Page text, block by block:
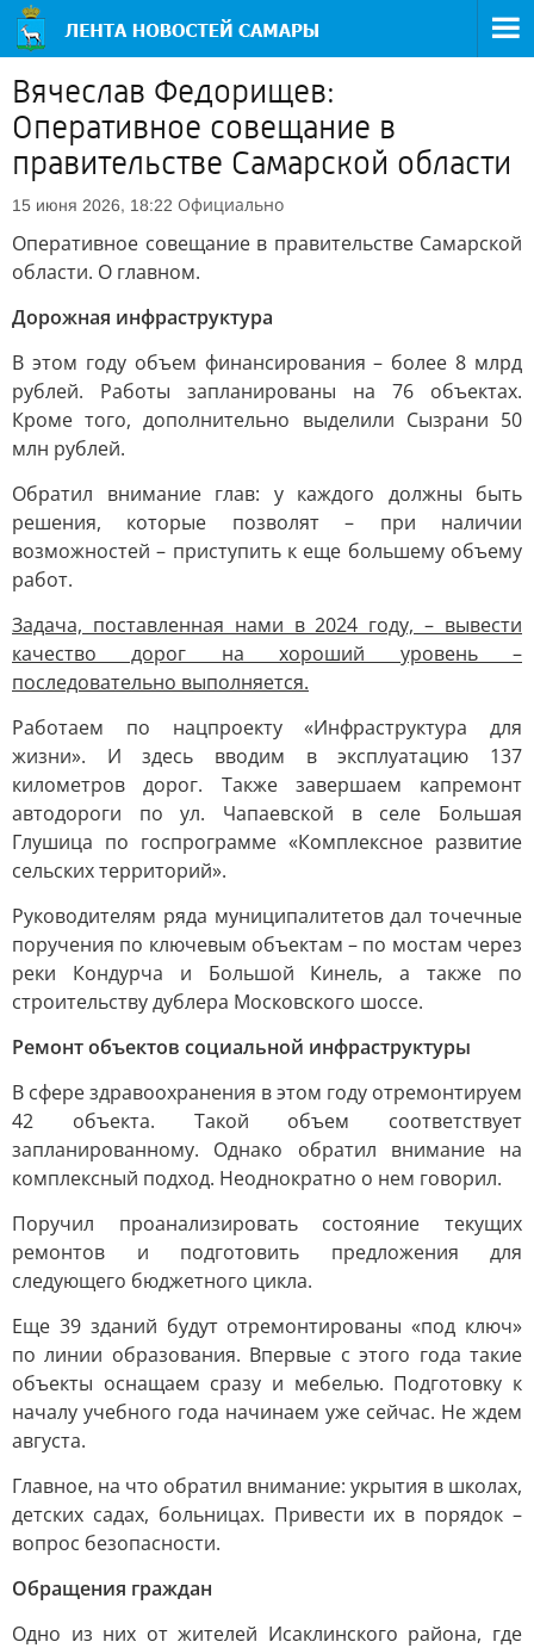
Вячеслав Федорищев:
Оперативное совещание в
правительстве Самарской области
15 июня 2026, 18:22 Официально
Оперативное совещание в правительстве Самарской
области. О главном.
Дорожная инфраструктура
В этом году объем финансирования – более 8 млрд
рублей. Работы запланированы на 76 объектах.
Кроме того, дополнительно выделили Сызрани 50
млн рублей.
Обратил внимание глав: у каждого должны быть
решения, которые позволят – при наличии
возможностей – приступить к еще большему объему
работ.
Задача, поставленная нами в 2024 году, – вывести
качество дорог на хороший уровень –
последовательно выполняется.
Работаем по нацпроекту «Инфраструктура для
жизни». И здесь вводим в эксплуатацию 137
километров дорог. Также завершаем капремонт
автодороги по ул. Чапаевской в селе Большая
Глушица по госпрограмме «Комплексное развитие
сельских территорий».
Руководителям ряда муниципалитетов дал точечные
поручения по ключевым объектам – по мостам через
реки Кондурча и Большой Кинель, а также по
строительству дублера Московского шоссе.
Ремонт объектов социальной инфраструктуры
В сфере здравоохранения в этом году отремонтируем
42 объекта. Такой объем соответствует
запланированному. Однако обратил внимание на
комплексный подход. Неоднократно о нем говорил.
Поручил проанализировать состояние текущих
ремонтов и подготовить предложения для
следующего бюджетного цикла.
Еще 39 зданий будут отремонтированы «под ключ»
по линии образования. Впервые с этого года такие
объекты оснащаем сразу и мебелью. Подготовку к
началу учебного года начинаем уже сейчас. Не ждем
августа.
Главное, на что обратил внимание: укрытия в школах,
детских садах, больницах. Привести их в порядок –
вопрос безопасности.
Обращения граждан
Одно из них от жителей Исаклинского района, где